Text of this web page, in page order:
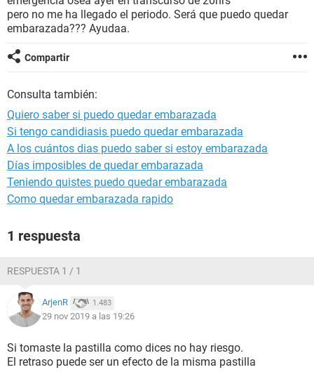
SEXUALIDAD
GLOSARIO
pero no me ha llegado el periodo. Será que puedo quedar
embarazada??? Ayudaa.
Compartir
Consulta también:
Quiero saber si puedo quedar embarazada
Si tengo candidiasis puedo quedar embarazada
A los cuántos dias puedo saber si estoy embarazada
Días imposibles de quedar embarazada
Teniendo quistes puedo quedar embarazada
Como quedar embarazada rapido
1 respuesta
RESPUESTA 1 / 1
ArjenR 1.483
29 nov 2019 a las 19:26
Si tomaste la pastilla como dices no hay riesgo.
El retraso puede ser un efecto de la misma pastilla